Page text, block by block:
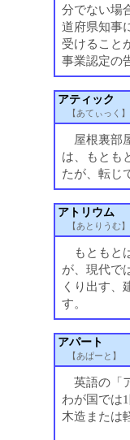
分でない場
道府県知事
受けること
事業認定の
アティック
【あてぃっく】
屋根裏部
は、もとも
たが、転じ
アトリウム
【あとりうむ】
もともと
が、現代で
くり出す、
す。
アパート
【あぱーと】
英語の「
わが国では
木造または